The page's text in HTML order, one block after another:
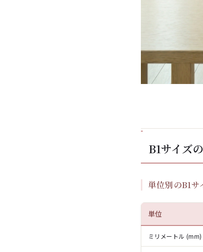
B1サイズ
単位別のB1サ
単位
ミリメートル (mm)